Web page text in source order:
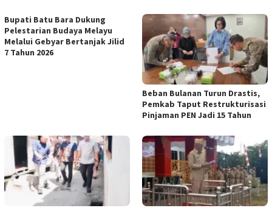
Bupati Batu Bara Dukung
Pelestarian Budaya Melayu
Melalui Gebyar Bertanjak Jilid
7 Tahun 2026
Beban Bulanan Turun Drastis,
Pemkab Taput Restrukturisasi
Pinjaman PEN Jadi 15 Tahun‎